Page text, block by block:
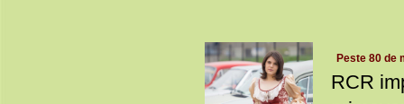
Peste 80 de
RCR